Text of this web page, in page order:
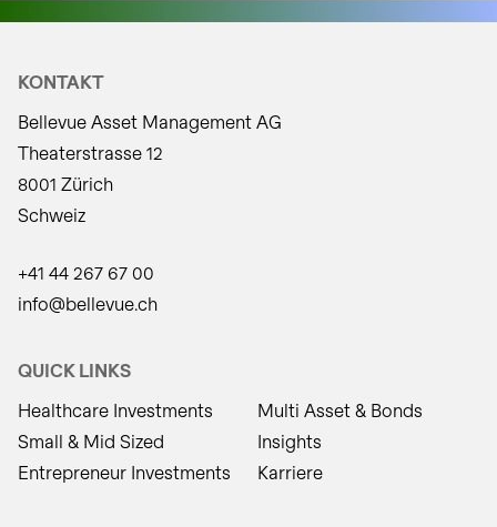
KONTAKT
Bellevue Asset Management AG
Theaterstrasse 12
8001 Zürich
Schweiz
+41 44 267 67 00
info@bellevue.ch
QUICK LINKS
Healthcare Investments
Small & Mid Sized
Entrepreneur Investments
Multi Asset & Bonds
Insights
Karriere